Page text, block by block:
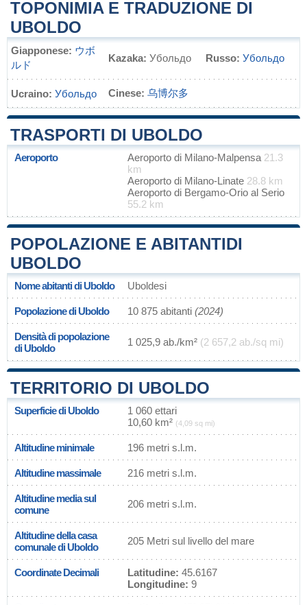
TOPONIMIA E TRADUZIONE DI
UBOLDO
Giapponese: ウボ
ルド
Kazaka: Убольдо Russo: Убольдо
Ucraino: Убольдо Cinese: 乌博尔多
TRASPORTI DI UBOLDO
Aeroporto Aeroporto di Milano-Malpensa 21.3
km
Aeroporto di Milano-Linate 28.8 km
Aeroporto di Bergamo-Orio al Serio
55.2 km
POPOLAZIONE E ABITANTIDI
UBOLDO
Nome abitanti di Uboldo Uboldesi
Popolazione di Uboldo 10 875 abitanti (2024)
Densità di popolazione
di Uboldo
1 025,9 ab./km² (2 657,2 ab./sq mi)
TERRITORIO DI UBOLDO
Superficie di Uboldo
1 060 ettari
10,60 km² (4,09 sq mi)
Altitudine minimale 196 metri s.l.m.
Altitudine massimale 216 metri s.l.m.
Altitudine media sul
comune
206 metri s.l.m.
Altitudine della casa
comunale di Uboldo
205 Metri sul livello del mare
Coordinate Decimali Latitudine: 45.6167
Longitudine: 9